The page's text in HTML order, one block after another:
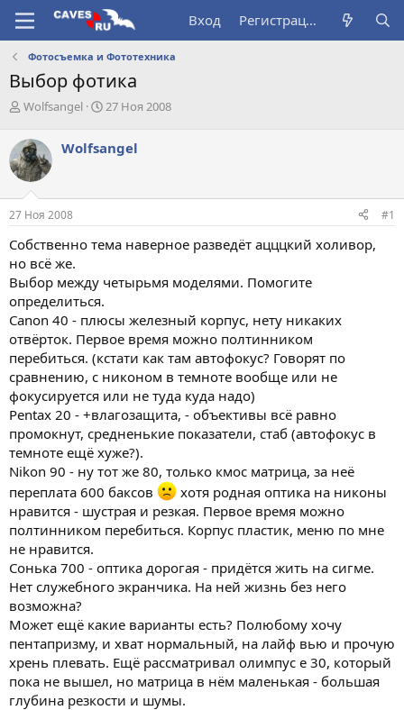
Вход Регистрация
Фотосъемка и Фототехника
Выбор фотика
А
т
о
р
т
е
м
ы
Wolfsangel
Д
а
ч
а
27 Ноя 2008
Wolfsangel
27 Ноя 2008 #1
Собственно тема наверное разведёт ацццкий холивор,
но всё же.
Выбор между четырьмя моделями. Помогите
определиться.
Canon 40 - плюсы железный корпус, нету никаких
отвёрток. Первое время можно полтинником
перебиться. (кстати как там автофокус? Говорят по
сравнению, с никоном в темноте вообще или не
фокусируется или не туда куда надо)
Pentax 20 - +влагозащита, - объективы всё равно
промокнут, средненькие показатели, стаб (автофокус в
темноте ещё хуже?).
Nikon 90 - ну тот же 80, только кмос матрица, за неё
переплата 600 баксов
хотя родная оптика на никоны
нравится - шустрая и резкая. Первое время можно
полтинником перебиться. Корпус пластик, меню по мне
не нравится.
Сонька 700 - оптика дорогая - придётся жить на сигме.
Нет служебного экранчика. На ней жизнь без него
возможна?
Может ещё какие варианты есть? Полюбому хочу
пентапризму, и хват нормальный, на лайф вью и прочую
хрень плевать. Ещё рассматривал олимпус е 30, который
пока не вышел, но матрица в нём маленькая - большая
глубина резкости и шумы.